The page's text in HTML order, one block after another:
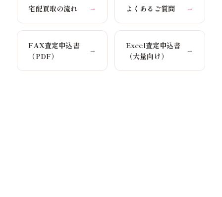
宅配買取の流れ → よくあるご質問 →
FAX査定申込書
（PDF）
→
Excel査定申込書
（大量向け）
→